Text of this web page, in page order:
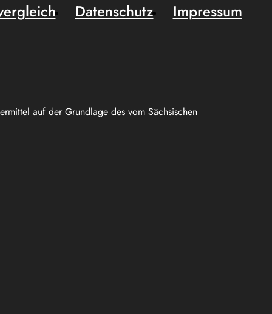
auf der Grundlage des vom Sächsischen
Datenschutz
Impressum